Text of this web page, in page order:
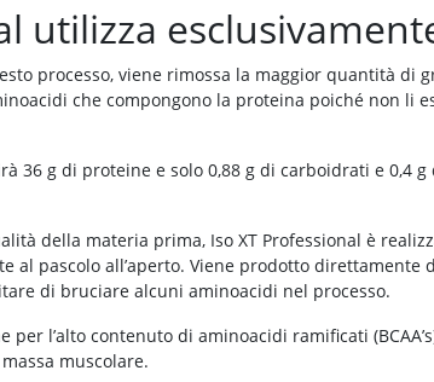
utilizza
processo, viene rimossa la maggior quantità
che compongono la proteina poiché non li
36 g di proteine ​​e solo 0,88 g di carboidrati e 0,4
della materia prima, Iso XT Professional è
al pascolo all’aperto. Viene prodotto
di bruciare alcuni aminoacidi nel processo.
per l’alto contenuto di aminoacidi ramificati
muscolare.